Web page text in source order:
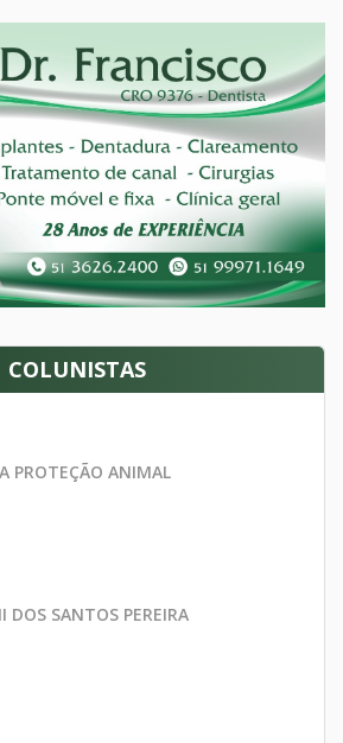
COLUNISTAS
PROTEÇÃO ANIMAL
DOS SANTOS PEREIRA